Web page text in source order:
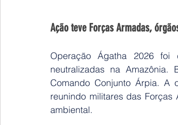
Ação teve Forças Armadas,
Operação Ágatha 2026
neutralizadas na
Comando Conjunto Árpia.
reunindo militares das
ambiental.